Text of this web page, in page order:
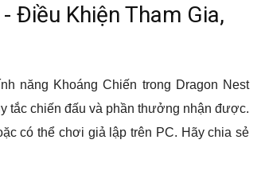
Điều Khiện Tham Gia,
năng Khoáng Chiến trong Dragon Nest
tắc chiến đấu và phần thưởng nhận được.
có thể chơi giả lập trên PC. Hãy chia sẻ